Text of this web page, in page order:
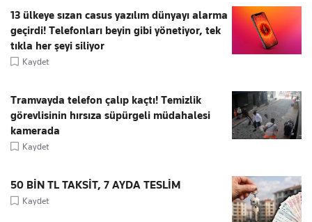
13 ülkeye sızan casus yazılım dünyayı alarma
geçirdi! Telefonları beyin gibi yönetiyor, tek
tıkla her şeyi siliyor
Kaydet
Tramvayda telefon çalıp kaçtı! Temizlik
görevlisinin hırsıza süpürgeli müdahalesi
kamerada
Kaydet
50 BİN TL TAKSİT, 7 AYDA TESLİM
Kaydet